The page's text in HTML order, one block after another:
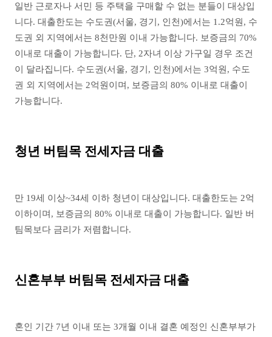
일반 근로자나 서민 등 주택을 구매할 수 없는 분들이 대상입
니다. 대출한도는 수도권(서울, 경기, 인천)에서는 1.2억원, 수
도권 외 지역에서는 8천만원 이내 가능합니다. 보증금의 70%
이내로 대출이 가능합니다. 단, 2자녀 이상 가구일 경우 조건
이 달라집니다. 수도권(서울, 경기, 인천)에서는 3억원, 수도
권 외 지역에서는 2억원이며, 보증금의 80% 이내로 대출이
가능합니다.
청년 버팀목 전세자금 대출
만 19세 이상~34세 이하 청년이 대상입니다. 대출한도는 2억
이하이며, 보증금의 80% 이내로 대출이 가능합니다. 일반 버
팀목보다 금리가 저렴합니다.
신혼부부 버팀목 전세자금 대출
혼인 기간 7년 이내 또는 3개월 이내 결혼 예정인 신혼부부가